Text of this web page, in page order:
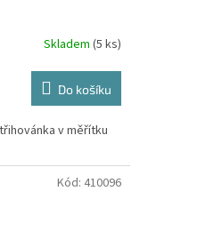
Skladem (5 ks)
Do košíku
v měřítku
Kód: 410096